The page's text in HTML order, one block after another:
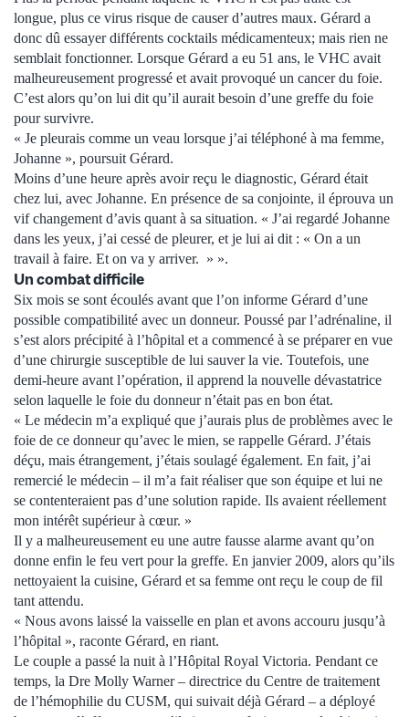
longue, plus ce virus risque de causer d’autres maux. Gérard a
donc dû essayer différents cocktails médicamenteux; mais rien ne
semblait fonctionner. Lorsque Gérard a eu 51 ans, le VHC avait
malheureusement progressé et avait provoqué un cancer du foie.
C’est alors qu’on lui dit qu’il aurait besoin d’une greffe du foie
pour survivre.
« Je pleurais comme un veau lorsque j’ai téléphoné à ma femme,
Johanne », poursuit Gérard.
Moins d’une heure après avoir reçu le diagnostic, Gérard était
chez lui, avec Johanne. En présence de sa conjointe, il éprouva un
vif changement d’avis quant à sa situation. « J’ai regardé Johanne
dans les yeux, j’ai cessé de pleurer, et je lui ai dit : « On a un
travail à faire. Et on va y arriver. » ».
Un combat difficile
Six mois se sont écoulés avant que l’on informe Gérard d’une
possible compatibilité avec un donneur. Poussé par l’adrénaline, il
s’est alors précipité à l’hôpital et a commencé à se préparer en vue
d’une chirurgie susceptible de lui sauver la vie. Toutefois, une
demi-heure avant l’opération, il apprend la nouvelle dévastatrice
selon laquelle le foie du donneur n’était pas en bon état.
« Le médecin m’a expliqué que j’aurais plus de problèmes avec le
foie de ce donneur qu’avec le mien, se rappelle Gérard. J’étais
déçu, mais étrangement, j’étais soulagé également. En fait, j’ai
remercié le médecin – il m’a fait réaliser que son équipe et lui ne
se contenteraient pas d’une solution rapide. Ils avaient réellement
mon intérêt supérieur à cœur. »
Il y a malheureusement eu une autre fausse alarme avant qu’on
donne enfin le feu vert pour la greffe. En janvier 2009, alors qu’ils
nettoyaient la cuisine, Gérard et sa femme ont reçu le coup de fil
tant attendu.
« Nous avons laissé la vaisselle en plan et avons accouru jusqu’à
l’hôpital », raconte Gérard, en riant.
Le couple a passé la nuit à l’Hôpital Royal Victoria. Pendant ce
temps, la Dre Molly Warner – directrice du Centre de traitement
de l’hémophilie du CUSM, qui suivait déjà Gérard – a déployé